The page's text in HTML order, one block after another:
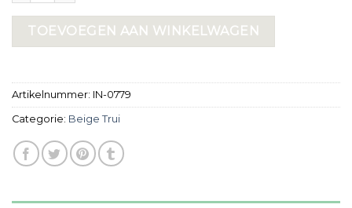
TOEVOEGEN AAN WINKELWAGEN
Artikelnummer: IN-0779
Categorie: Beige Trui